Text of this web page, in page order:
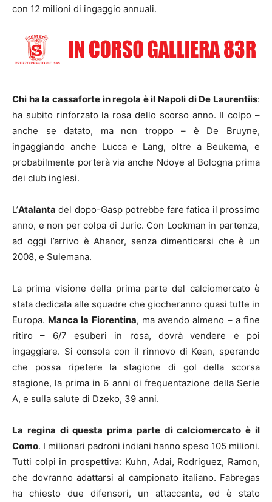
con 12 milioni di ingaggio annuali.
Chi ha la cassaforte in regola è il Napoli di De Laurentiis:
ha subito rinforzato la rosa dello scorso anno. Il colpo –
anche se datato, ma non troppo – è De Bruyne,
ingaggiando anche Lucca e Lang, oltre a Beukema, e
probabilmente porterà via anche Ndoye al Bologna prima
dei club inglesi.
L’Atalanta del dopo-Gasp potrebbe fare fatica il prossimo
anno, e non per colpa di Juric. Con Lookman in partenza,
ad oggi l’arrivo è Ahanor, senza dimenticarsi che è un
2008, e Sulemana.
La prima visione della prima parte del calciomercato è
stata dedicata alle squadre che giocheranno quasi tutte in
Europa. Manca la Fiorentina, ma avendo almeno – a fine
ritiro – 6/7 esuberi in rosa, dovrà vendere e poi
ingaggiare. Si consola con il rinnovo di Kean, sperando
che possa ripetere la stagione di gol della scorsa
stagione, la prima in 6 anni di frequentazione della Serie
A, e sulla salute di Dzeko, 39 anni.
La regina di questa prima parte di calciomercato è il
Como. I milionari padroni indiani hanno speso 105 milioni.
Tutti colpi in prospettiva: Kuhn, Adai, Rodriguez, Ramon,
che dovranno adattarsi al campionato italiano. Fabregas
ha chiesto due difensori, un attaccante, ed è stato